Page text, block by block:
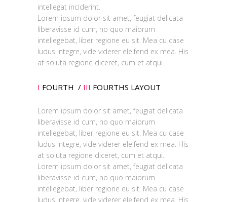
intellegat inciderint.
Lorem ipsum dolor sit amet, feugiat delicata
liberavisse id cum, no quo maiorum
intellegebat, liber regione eu sit. Mea cu case
ludus integre, vide viderer eleifend ex mea. His
at soluta regione diceret, cum et atqui.
I FOURTH / III FOURTHS LAYOUT
Lorem ipsum dolor sit amet, feugiat delicata
liberavisse id cum, no quo maiorum
intellegebat, liber regione eu sit. Mea cu case
ludus integre, vide viderer eleifend ex mea. His
at soluta regione diceret, cum et atqui.
Lorem ipsum dolor sit amet, feugiat delicata
liberavisse id cum, no quo maiorum
intellegebat, liber regione eu sit. Mea cu case
ludus integre, vide viderer eleifend ex mea. His